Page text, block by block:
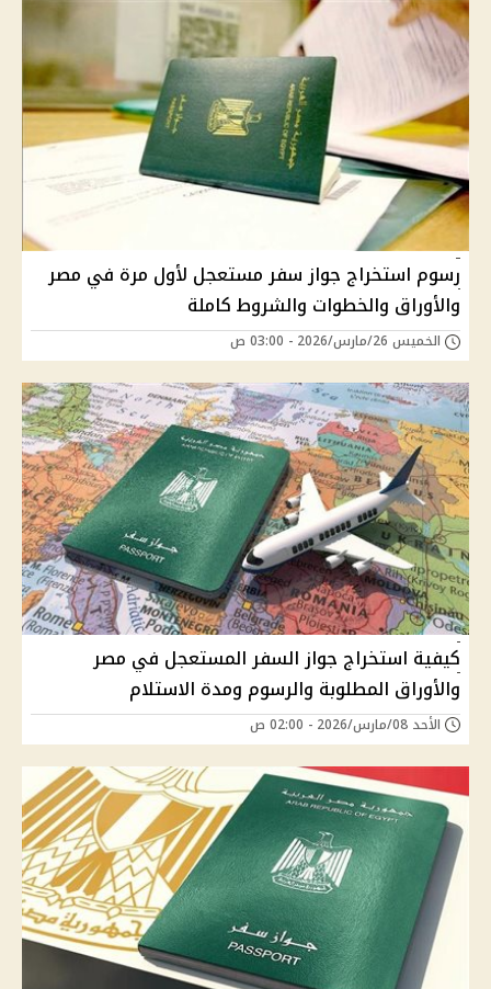
رسوم استخراج جواز سفر مستعجل لأول مرة في مصر
والأوراق والخطوات والشروط كاملة
الخميس 26/مارس/2026 - 03:00 ص
كيفية استخراج جواز السفر المستعجل في مصر
والأوراق المطلوبة والرسوم ومدة الاستلام
الأحد 08/مارس/2026 - 02:00 ص